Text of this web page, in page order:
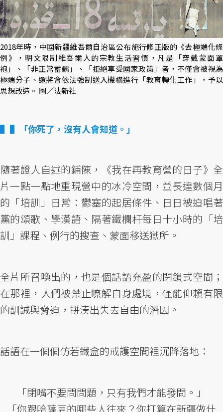
2018年時，中國新疆維吾爾自治區公布施行修正版的《去極端化條
例》，明文限制維吾爾人的宗教生活習慣，凡是「穿戴蒙面罩
袍」、「非正常蓄鬍」、「拒絕享受國家政策」者，不僅會被視為
極端分子、還將會依法強制送入機構進行「教育轉化工作」，予以
思想改造。 圖／法新社
▌「你死了，沒有人會知道。」
隨著證人自述的鋪陳，《我在再教育營的日子》全
片一點一點地重現營中的冰冷空間，並長達數個月
的「培訓」日常：鬱塞的起居條件、日日被迫唱著
黨的頌歌、學漢語、隔著鐵欄杆每日十小時的「培
訓」課程、例行的搜查、蒙面移送獄所。
全片所召喚出的，也是個話語充盈的閉鎖式空間；
在那裡，人們被禁止瞭解自身處境，僅能仰賴有限
的訓誡與脅迫，拼湊出失去自由的潛因。
話語在一個個仿若鐵盒的戒護空間裡沉降落地：
「閉嘴不要問問題，只有我們才能發問。」
「你跟哈薩克的哪些人往來？你打算在新疆做什